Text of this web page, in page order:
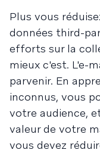
Plus vous
données third-
efforts sur la
mieux c'est. L'e-
parvenir. En
inconnus, vous
votre audience,
valeur de votre
vous devez